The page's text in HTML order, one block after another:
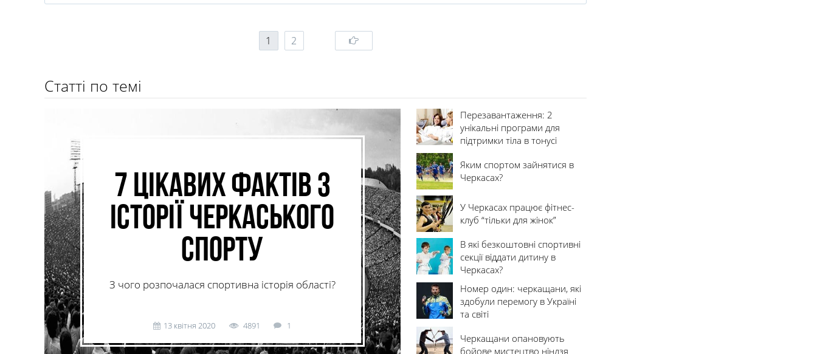
1 2
Статті по темі
7 цікавих фактів з
історії черкаського
спорту
З чого розпочалася спортивна історія області?
13 квітня 2020 4891 1
Перезавантаження: 2
унікальні програми для
підтримки тіла в тонусі
Яким спортом зайнятися в
Черкасах?
У Черкасах працює фітнес-
клуб “тільки для жінок”
В які безкоштовні спортивні
секції віддати дитину в
Черкасах?
Номер один: черкащани, які
здобули перемогу в Україні
та світі
Черкащани опановують
бойове мистецтво ніндзя